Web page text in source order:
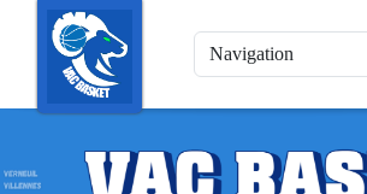
Panneau de gestion des cookies